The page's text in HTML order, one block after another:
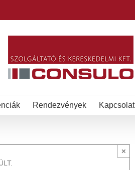
Rendezvények Kapcsolat
×